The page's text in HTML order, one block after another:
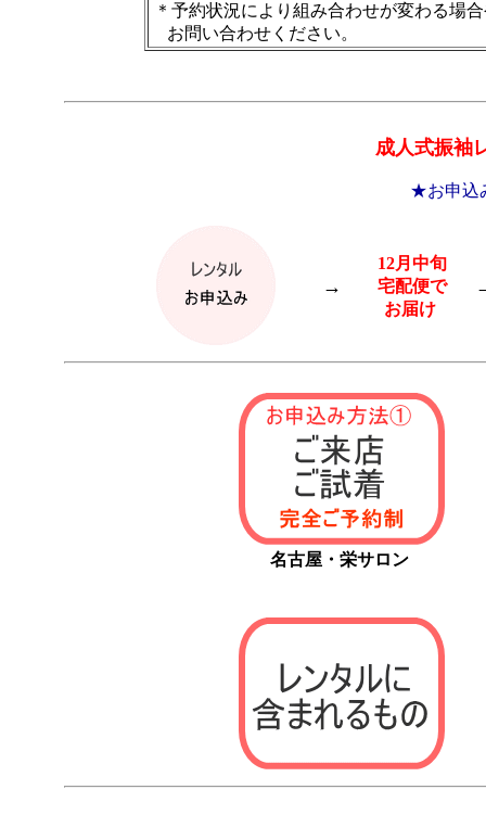
＊予約状況により組み合わせが変わる場
お問い合わせください。
成人式振袖
★お申込
→
12月中旬
宅配便で
お届け
名古屋・栄サロン